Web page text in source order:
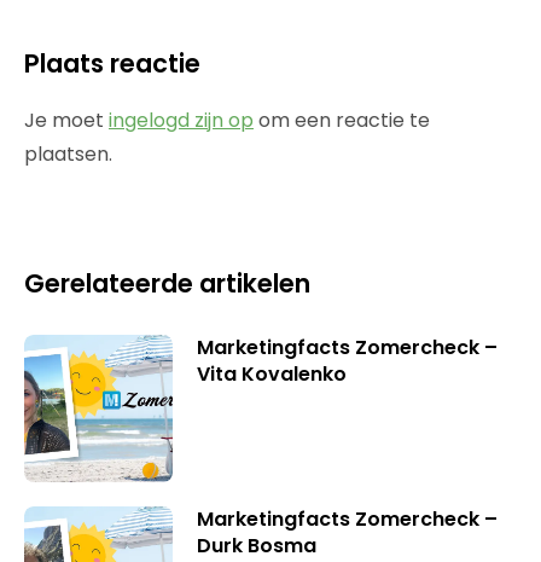
Plaats reactie
Je moet ingelogd zijn op om een reactie te
plaatsen.
Gerelateerde artikelen
Marketingfacts Zomercheck –
Vita Kovalenko
Marketingfacts Zomercheck –
Durk Bosma